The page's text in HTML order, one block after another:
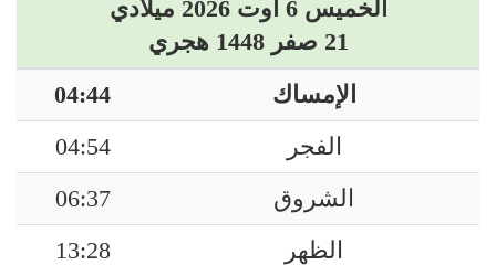
الخميس 6 أوت 2026 ميلادي
21 صفر 1448 هجري
الإمساك
04:44
الفجر
04:54
الشروق
06:37
الظهر
13:28